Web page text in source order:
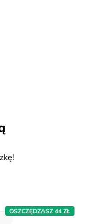
OSZCZĘDZASZ 44 ZŁ